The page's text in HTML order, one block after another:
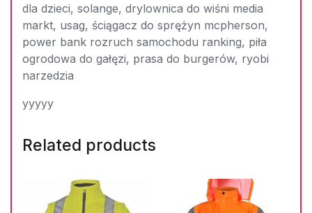
dla dzieci, solange, drylownica do wiśni media
markt, usag, ściągacz do sprężyn mcpherson,
power bank rozruch samochodu ranking, piła
ogrodowa do gałęzi, prasa do burgerów, ryobi
narzedzia
yyyyy
Related products